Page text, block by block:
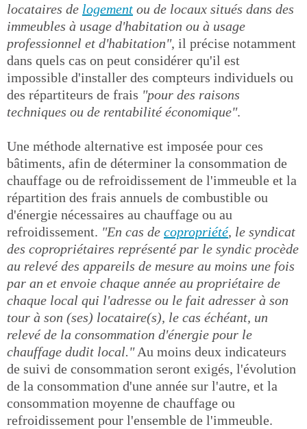
locataires de logement ou de locaux situés dans des
immeubles à usage d'habitation ou à usage
professionnel et d'habitation", il précise notamment
dans quels cas on peut considérer qu'il est
impossible d'installer des compteurs individuels ou
des répartiteurs de frais "pour des raisons
techniques ou de rentabilité économique".
Une méthode alternative est imposée pour ces
bâtiments, afin de déterminer la consommation de
chauffage ou de refroidissement de l'immeuble et la
répartition des frais annuels de combustible ou
d'énergie nécessaires au chauffage ou au
refroidissement. "En cas de copropriété, le syndicat
des copropriétaires représenté par le syndic procède
au relevé des appareils de mesure au moins une fois
par an et envoie chaque année au propriétaire de
chaque local qui l'adresse ou le fait adresser à son
tour à son (ses) locataire(s), le cas échéant, un
relevé de la consommation d'énergie pour le
chauffage dudit local."Au moins deux indicateurs
de suivi de consommation seront exigés, l'évolution
de la consommation d'une année sur l'autre, et la
consommation moyenne de chauffage ou
refroidissement pour l'ensemble de l'immeuble.